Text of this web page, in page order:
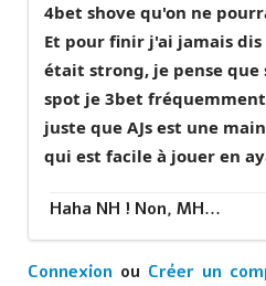
4bet shove qu'on ne
Et pour finir j'ai jamais
était strong, je pense que
spot je 3bet
juste que AJs est une
qui est facile à jouer en
Haha NH ! Non, MH...
Connexion ou Créer un